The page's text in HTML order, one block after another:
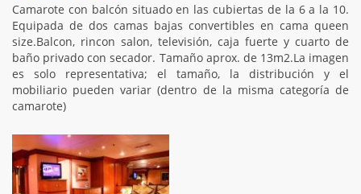
Camarote con balcón situado en las cubiertas de la 6 a la 10.
Equipada de dos camas bajas convertibles en cama queen
size.Balcon, rincon salon, televisión, caja fuerte y cuarto de
baño privado con secador. Tamaño aprox. de 13m2.La imagen
es solo representativa; el tamaño, la distribución y el
mobiliario pueden variar (dentro de la misma categoría de
camarote)